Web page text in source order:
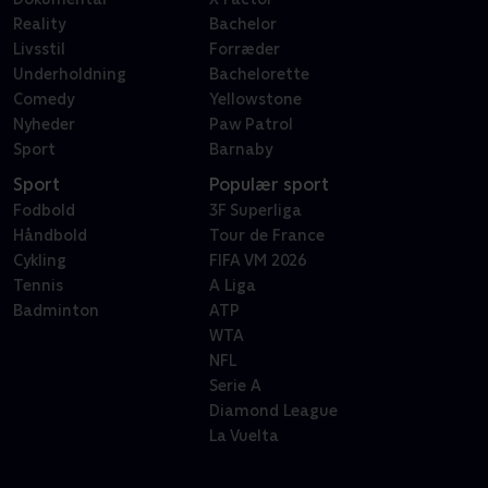
Reality
Livsstil
Underholdning
Comedy
Nyheder
Sport
Bachelor
Forræder
Bachelorette
Yellowstone
Paw Patrol
Barnaby
Sport
Fodbold
Håndbold
Cykling
Tennis
Badminton
Populær sport
3F Superliga
Tour de France
FIFA VM 2026
A Liga
ATP
WTA
NFL
Serie A
Diamond League
La Vuelta